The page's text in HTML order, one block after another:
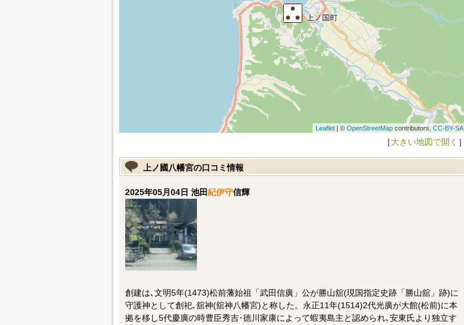
Leaflet| © OpenStreetMapcontributors, CC-BY-SA
［大きい地図で開く ］
上ノ國八幡宮の口コミ情報
2025年05月04日 池田紀伊守信輝
創建は､文明5年(1473)松前藩始祖「武田信廣」公が勝山舘(現国指定史跡「勝山舘」跡)に
守護神として創祀､舘神(舘神八幡宮)と称した。永正11年(1514)2代光廣が大館(松前)に本
拠を移し5代慶廣の時豊臣秀吉･徳川家康によって蝦夷島主と認められ､安東氏より独立す